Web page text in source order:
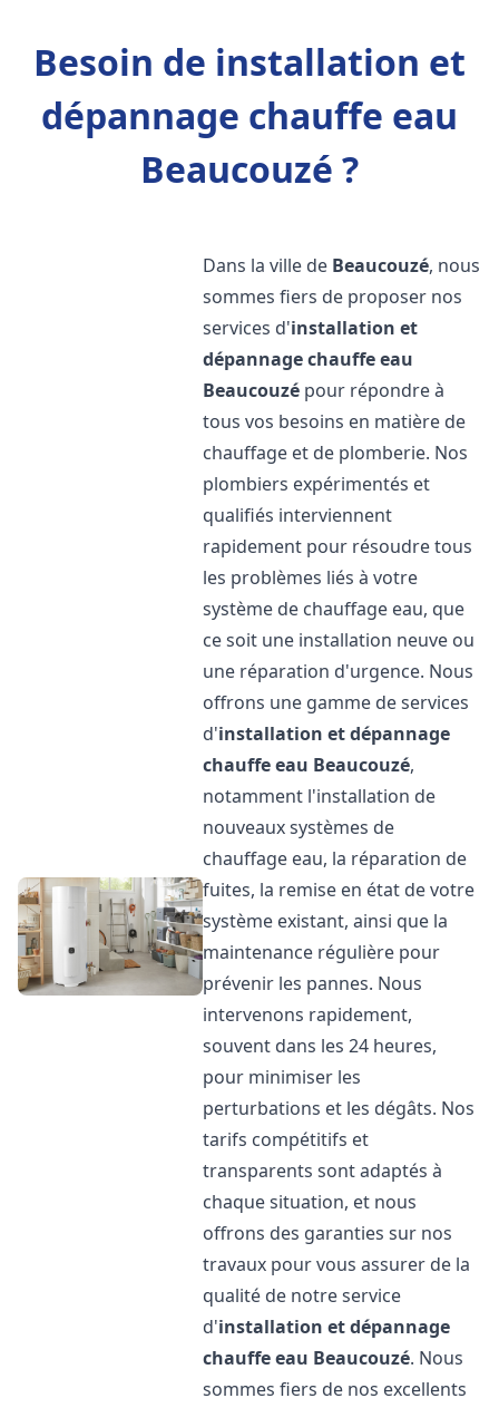
Besoin de installation et
dépannage chauffe eau
Beaucouzé ?
Dans la ville de Beaucouzé, nous
sommes fiers de proposer nos
services d'installation et
dépannage chauffe eau
Beaucouzé pour répondre à
tous vos besoins en matière de
chauffage et de plomberie. Nos
plombiers expérimentés et
qualifiés interviennent
rapidement pour résoudre tous
les problèmes liés à votre
système de chauffage eau, que
ce soit une installation neuve ou
une réparation d'urgence. Nous
offrons une gamme de services
d'installation et dépannage
chauffe eau Beaucouzé,
notamment l'installation de
nouveaux systèmes de
chauffage eau, la réparation de
fuites, la remise en état de votre
système existant, ainsi que la
maintenance régulière pour
prévenir les pannes. Nous
intervenons rapidement,
souvent dans les 24 heures,
pour minimiser les
perturbations et les dégâts. Nos
tarifs compétitifs et
transparents sont adaptés à
chaque situation, et nous
offrons des garanties sur nos
travaux pour vous assurer de la
qualité de notre service
d'installation et dépannage
chauffe eau Beaucouzé. Nous
sommes fiers de nos excellents